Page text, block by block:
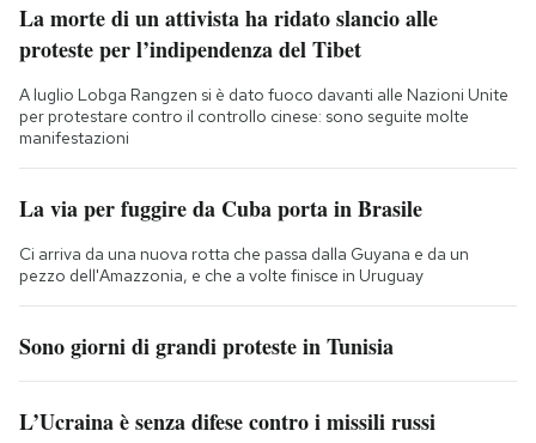
La morte di un attivista ha ridato slancio alle
proteste per l’indipendenza del Tibet
A luglio Lobga Rangzen si è dato fuoco davanti alle Nazioni Unite
per protestare contro il controllo cinese: sono seguite molte
manifestazioni
La via per fuggire da Cuba porta in Brasile
Ci arriva da una nuova rotta che passa dalla Guyana e da un
pezzo dell'Amazzonia, e che a volte finisce in Uruguay
Sono giorni di grandi proteste in Tunisia
L’Ucraina è senza difese contro i missili russi